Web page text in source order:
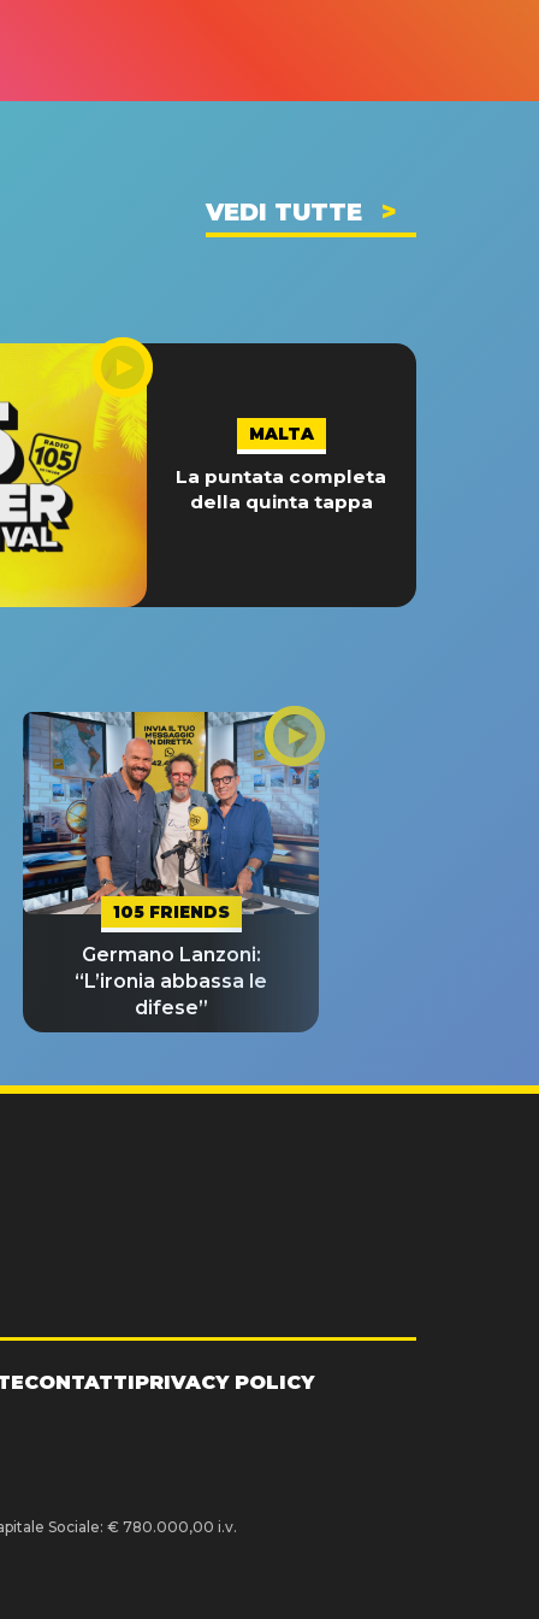
VEDI TUTTE
MALTA
La puntata completa
della quinta tappa
105 FRIENDS
Germano Lanzoni:
“L’ironia abbassa le
difese”
CONTATTIPRIVACY POLICY
Sociale: € 780.000,00 i.v.